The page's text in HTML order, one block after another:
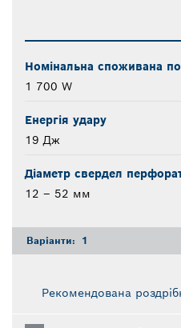
Номінальна споживана
1 700 W
Енергія удару
19 Дж
Діаметр свердел
12 – 52 мм
Варіанти: 1
Рекомендована